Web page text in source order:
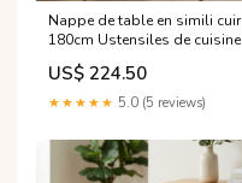
Nappe de table en simili cuir
180cm Ustensiles de cuisine
US$ 224.50
★★★★★ 5.0 (5 reviews)